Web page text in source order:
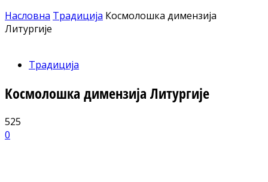
Насловна Традиција Космолошка димензија
Литургије
Традиција
Космолошка димензија Литургије
525
0